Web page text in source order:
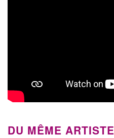
DU MÊME ARTISTE